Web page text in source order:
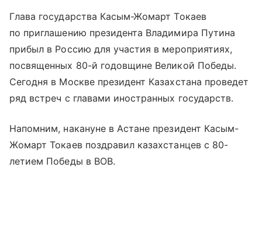
Глава государства Касым-Жомарт Токаев
по приглашению президента Владимира Путина
прибыл в Россию для участия в мероприятиях,
посвященных 80-й годовщине Великой Победы.
Сегодня в Москве президент Казахстана проведет
ряд встреч с главами иностранных государств.
Напомним, накануне в Астане президент Касым-
Жомарт Токаев поздравил казахстанцев с 80-
летием Победы в ВОВ.